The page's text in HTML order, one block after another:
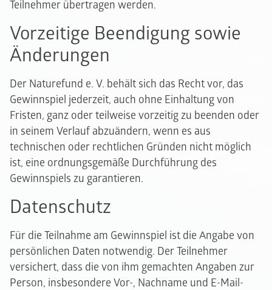
Teilnehmer übertragen werden.
Vorzeitige Beendigung sowie
Änderungen
Der Naturefund e. V. behält sich das Recht vor, das
Gewinnspiel jederzeit, auch ohne Einhaltung von
Fristen, ganz oder teilweise vorzeitig zu beenden oder
in seinem Verlauf abzuändern, wenn es aus
technischen oder rechtlichen Gründen nicht möglich
ist, eine ordnungsgemäße Durchführung des
Gewinnspiels zu garantieren.
Datenschutz
Für die Teilnahme am Gewinnspiel ist die Angabe von
persönlichen Daten notwendig. Der Teilnehmer
versichert, dass die von ihm gemachten Angaben zur
Person, insbesondere Vor-, Nachname und E-Mail-